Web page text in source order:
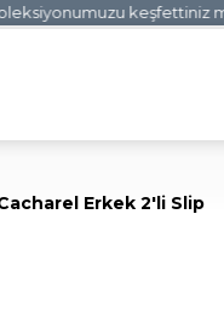
keşfettiniz mi?
Erkek 2'li Slip